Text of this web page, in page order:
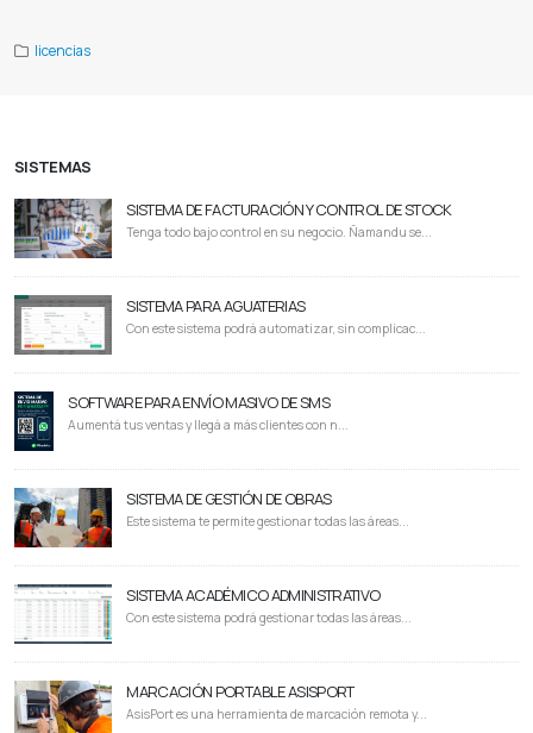
licencias
SISTEMAS
SISTEMA DE FACTURACIÓN Y CONTROL DE STOCK
Tenga todo bajo control en su negocio. Ñamandu se...
SISTEMA PARA AGUATERIAS
Con este sistema podrá automatizar, sin complicac...
SOFTWARE PARA ENVÍO MASIVO DE SMS
Aumentá tus ventas y llegá a más clientes con n...
SISTEMA DE GESTIÓN DE OBRAS
Este sistema te permite gestionar todas las áreas...
SISTEMA ACADÉMICO ADMINISTRATIVO
Con este sistema podrá gestionar todas las áreas...
MARCACIÓN PORTABLE ASISPORT
AsisPort es una herramienta de marcación remota y...